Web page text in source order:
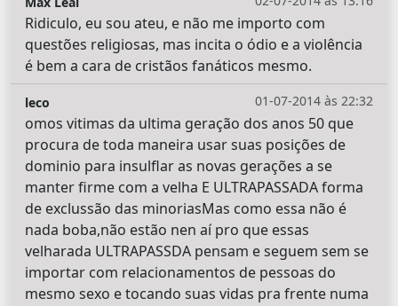
Ridiculo, eu sou ateu, e não me importo com
questões religiosas, mas incita o ódio e a violência
é bem a cara de cristãos fanáticos mesmo.
01-07-2014 às 22:32
leco
omos vitimas da ultima geração dos anos 50 que
procura de toda maneira usar suas posições de
dominio para insulflar as novas gerações a se
manter firme com a velha E ULTRAPASSADA forma
de exclussão das minoriasMas como essa não é
nada boba,não estão nen aí pro que essas
velharada ULTRAPASSDA pensam e seguem sem se
importar com relacionamentos de pessoas do
mesmo sexo e tocando suas vidas pra frente numa